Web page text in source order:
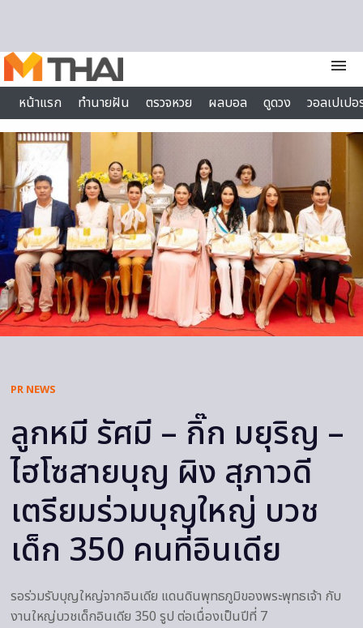
menu
หน้าแรก
ทำนายฝัน ตรวจหวย ผลบอล ดูดวง
วอลเปเป
ไลฟ์สไตล์
PR NEWS
ลูกหมี รัศมี – กิ๊ก มยุริญ –
ไฮโซสายบุญ ผิง สุภาวดี
เตรียมร่วมบุญใหญ่ บวช
เด็ก 350 คนที่อินเดีย
รอร่วมรับบุญใหญ่จากอินเดีย แดนดินพุทธภูมิของพระพุทธเจ้า กับ
งานใหญ่บวชเด็กอินเดีย 350 รูป ต่อเนื่องเป็นปีที่ 7